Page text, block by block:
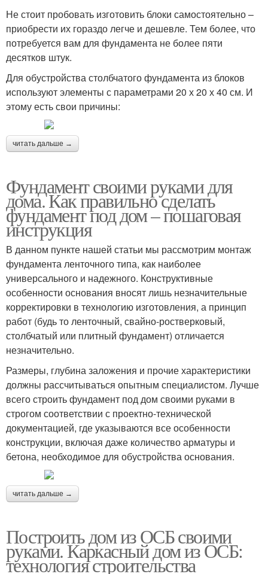
Не стоит пробовать изготовить блоки самостоятельно –
приобрести их гораздо легче и дешевле. Тем более, что
потребуется вам для фундамента не более пяти
десятков штук.
Для обустройства столбчатого фундамента из блоков
используют элементы с параметрами 20 х 20 х 40 см. И
этому есть свои причины:
читать дальше →
Фундамент своими руками для
дома. Как правильно сделать
фундамент под дом – пошаговая
инструкция
В данном пункте нашей статьи мы рассмотрим монтаж
фундамента ленточного типа, как наиболее
универсального и надежного. Конструктивные
особенности основания вносят лишь незначительные
корректировки в технологию изготовления, а принцип
работ (будь то ленточный, свайно-ростверковый,
столбчатый или плитный фундамент) отличается
незначительно.
Размеры, глубина заложения и прочие характеристики
должны рассчитываться опытным специалистом. Лучше
всего строить фундамент под дом своими руками в
строгом соответствии с проектно-технической
документацией, где указываются все особенности
конструкции, включая даже количество арматуры и
бетона, необходимое для обустройства основания.
читать дальше →
Построить дом из ОСБ своими
руками. Каркасный дом из ОСБ:
технология строительства